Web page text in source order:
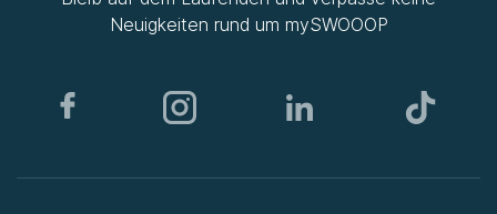
Neuigkeiten rund um mySWOOOP